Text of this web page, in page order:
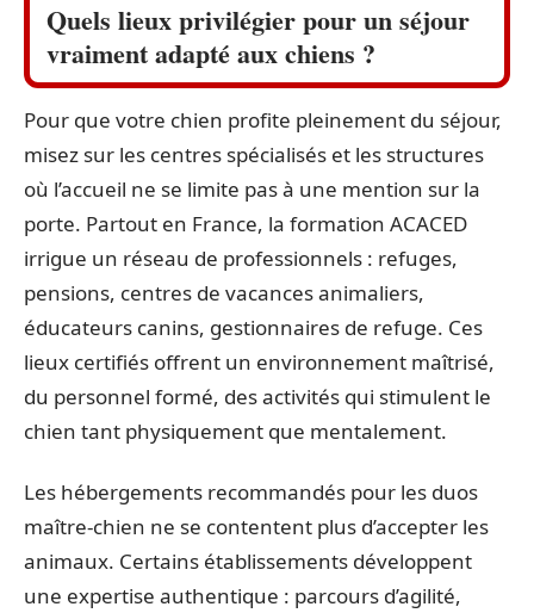
Quels lieux privilégier pour un séjour
vraiment adapté aux chiens ?
Pour que votre chien profite pleinement du séjour,
misez sur les centres spécialisés et les structures
où l’accueil ne se limite pas à une mention sur la
porte. Partout en France, la formation ACACED
irrigue un réseau de professionnels : refuges,
pensions, centres de vacances animaliers,
éducateurs canins, gestionnaires de refuge. Ces
lieux certifiés offrent un environnement maîtrisé,
du personnel formé, des activités qui stimulent le
chien tant physiquement que mentalement.
Les hébergements recommandés pour les duos
maître-chien ne se contentent plus d’accepter les
animaux. Certains établissements développent
une expertise authentique : parcours d’agilité,